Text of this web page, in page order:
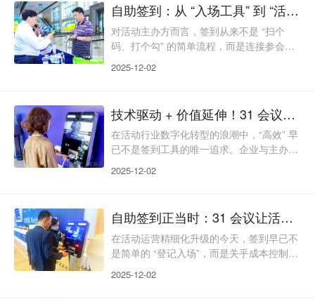
打破 “人工依赖”，构建起 “参会者自主完
成、系统自动核验、数据实时同步” 的轻量
化解决方案，让活动入场从 “被动等待” 升
自助签到：从 “入场工具” 到 “活动价值放大器”，31 会议这样做
对活动主办方而言，签到从来不是 “扫个
码、打个勾” 的简单流程，而是连接参会
点。传统自助签到仅停留在 “快速入场” 的
种局限，以 “解决实际问题、创造额外价值”
为核心，覆盖会前决策、会中体验、会后转
化全链路，让自助签到从 “入场工具” 升级
2025-12-02
技术驱动 + 价值延伸！31 会议自助签到，不止高效更懂增长
在活动行业数字化转型的浪潮中，“高效” 早
已不是签到工具的唯一追求。企业与主办方
淀品牌资产、实现商业增长。31 会议自助
“入场工具” 升级为 “活动增长引擎”，为超百
万场活动提供 “高效 + 增值” 的双重解决方
案，让每一次签到都成为创造价值的契机。
2025-12-02
自助签到正当时：31 会议让活动运营告别 “粗放时代”
在活动运营精细化升级的今天，签到早已不
是简单的 “登记入场”，而是关乎成本控制、
签到的人力内耗、数据滞后、应对乏力等问
2025-12-02